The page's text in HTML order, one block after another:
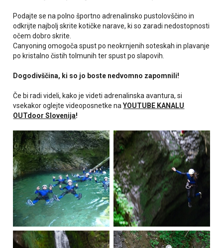
Podajte se na polno športno adrenalinsko pustolovščino in
odkrijte najbolj skrite kotičke narave, ki so zaradi nedostopnosti
očem dobro skrite.
Canyoning omogoča spust po neokrnjenih soteskah in plavanje
po kristalno čistih tolmunih ter spust po slapovih.
Dogodivščina, ki so jo boste nedvomno zapomnili!
Če bi radi videli, kako je videti adrenalinska avantura, si
vsekakor oglejte videoposnetke naYOUTUBE KANALU
OUTdoor Slovenija!